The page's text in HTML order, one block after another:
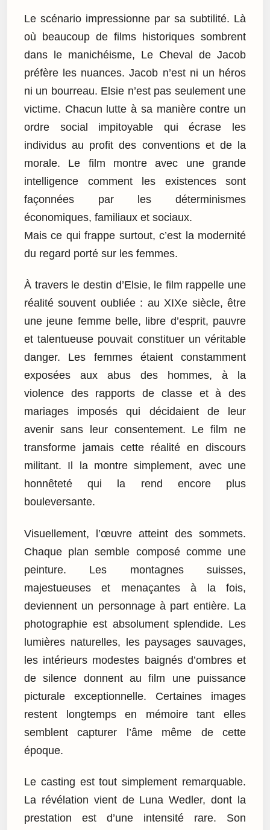
Le scénario impressionne par sa subtilité. Là
où beaucoup de films historiques sombrent
dans le manichéisme, Le Cheval de Jacob
préfère les nuances. Jacob n’est ni un héros
ni un bourreau. Elsie n’est pas seulement une
victime. Chacun lutte à sa manière contre un
ordre social impitoyable qui écrase les
individus au profit des conventions et de la
morale. Le film montre avec une grande
intelligence comment les existences sont
façonnées par les déterminismes
économiques, familiaux et sociaux.
Mais ce qui frappe surtout, c’est la modernité
du regard porté sur les femmes.
À travers le destin d’Elsie, le film rappelle une
réalité souvent oubliée : au XIXe siècle, être
une jeune femme belle, libre d’esprit, pauvre
et talentueuse pouvait constituer un véritable
danger. Les femmes étaient constamment
exposées aux abus des hommes, à la
violence des rapports de classe et à des
mariages imposés qui décidaient de leur
avenir sans leur consentement. Le film ne
transforme jamais cette réalité en discours
militant. Il la montre simplement, avec une
honnêteté qui la rend encore plus
bouleversante.
Visuellement, l’œuvre atteint des sommets.
Chaque plan semble composé comme une
peinture. Les montagnes suisses,
majestueuses et menaçantes à la fois,
deviennent un personnage à part entière. La
photographie est absolument splendide. Les
lumières naturelles, les paysages sauvages,
les intérieurs modestes baignés d’ombres et
de silence donnent au film une puissance
picturale exceptionnelle. Certaines images
restent longtemps en mémoire tant elles
semblent capturer l’âme même de cette
époque.
Le casting est tout simplement remarquable.
La révélation vient de Luna Wedler, dont la
prestation est d’une intensité rare. Son